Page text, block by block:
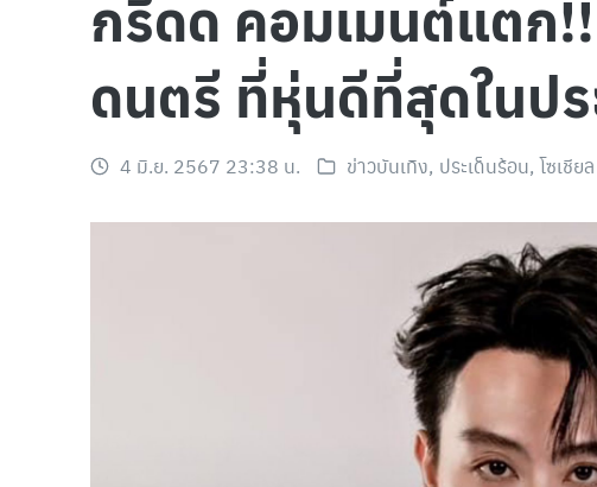
กรี๊ดด คอมเมนต์แตก
ดนตรี ที่หุ่นดีที่สุดในป
4 มิ.ย. 2567 23:38 น. ข่าวบันเทิง, ประเด็นร้อน, โซเชียล